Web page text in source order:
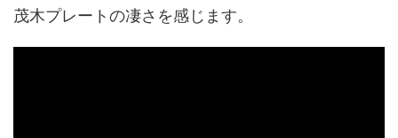
茂木プレートの凄さを感じます。